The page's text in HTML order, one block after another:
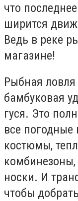
что
ширится
Ведь в реке
магазине!
Рыбная ловля
бамбуковая
гуся. Это
все погодные
костюмы,
носки. И
чтобы